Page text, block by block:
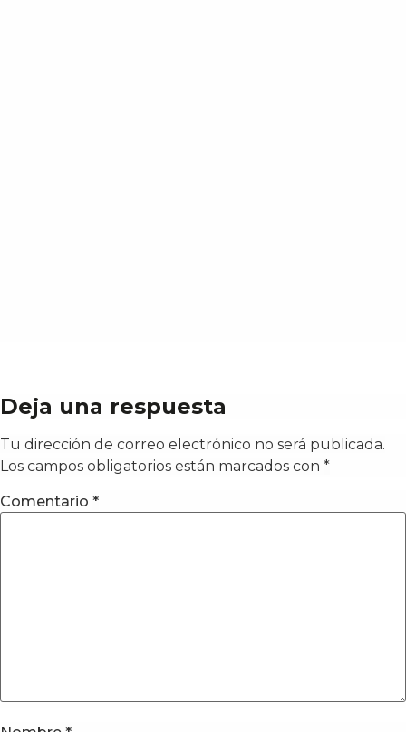
Deja una respuesta
Tu dirección de correo electrónico no será publicada.
Los campos obligatorios están marcados con *
Comentario *